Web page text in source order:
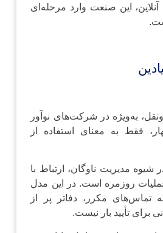
آنلاین، این صنعت وارد مرحله‌ای
به‌ویژه در شرکت‌های نوآور
فقط به معنای استفاده از
شیوه مدیریت ناوگان، ارتباط با
روزمره است. در این مدل
تماس‌های مکرر، دفاتر پر از
برای تأیید بار نیست.